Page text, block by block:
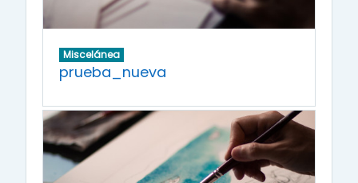
Miscelánea
prueba_nueva